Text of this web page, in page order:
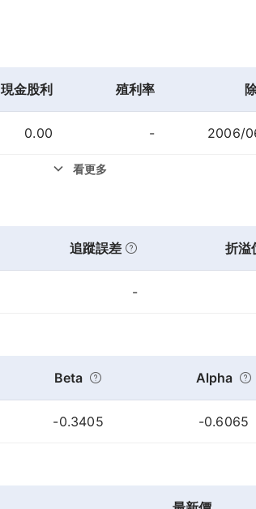
現金股利 殖利率
0.00 - 2006/
看更多
追蹤誤差 折
-
Beta Alpha
-0.3405 -0.6065